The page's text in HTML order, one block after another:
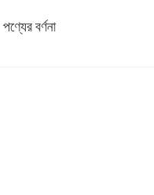
পণ্যের বর্ণনা